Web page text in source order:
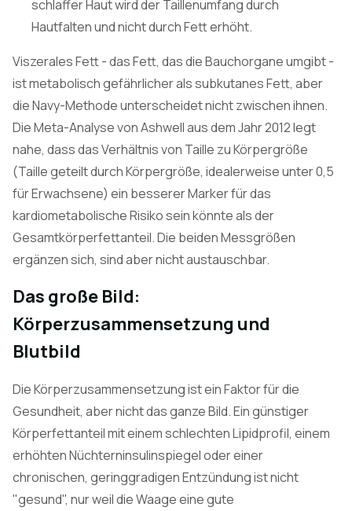
schlaffer Haut wird der Taillenumfang durch
Hautfalten und nicht durch Fett erhöht.
Viszerales Fett - das Fett, das die Bauchorgane umgibt -
ist metabolisch gefährlicher als subkutanes Fett, aber
die Navy-Methode unterscheidet nicht zwischen ihnen.
Die Meta-Analyse von Ashwell aus dem Jahr 2012 legt
nahe, dass das Verhältnis von Taille zu Körpergröße
(Taille geteilt durch Körpergröße, idealerweise unter 0,5
für Erwachsene) ein besserer Marker für das
kardiometabolische Risiko sein könnte als der
Gesamtkörperfettanteil. Die beiden Messgrößen
ergänzen sich, sind aber nicht austauschbar.
Das große Bild:
Körperzusammensetzung und
Blutbild
Die Körperzusammensetzung ist ein Faktor für die
Gesundheit, aber nicht das ganze Bild. Ein günstiger
Körperfettanteil mit einem schlechten Lipidprofil, einem
erhöhten Nüchterninsulinspiegel oder einer
chronischen, geringgradigen Entzündung ist nicht
"gesund", nur weil die Waage eine gute